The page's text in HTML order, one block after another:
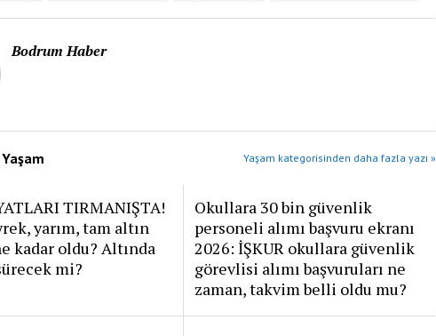
Bodrum Haber
Yaşam Yaşam kategorisinden daha fazla yazı »
TIRMANIŞTA!
yarım, tam altın
kadar oldu? Altında
mi?
Okullara 30 bin güvenlik
personeli alımı başvuru ekranı
2026: İŞKUR okullara güvenlik
görevlisi alımı başvuruları ne
zaman, takvim belli oldu mu?